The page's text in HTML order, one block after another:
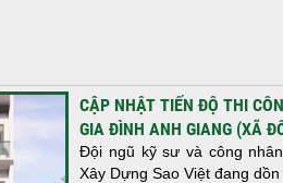
CẬP NHẬT TIẾN ĐỘ THI
GIA ĐÌNH ANH GIANG (XÃ
Đội ngũ kỹ sư và công
Xây Dựng Sao Việt đang dồn